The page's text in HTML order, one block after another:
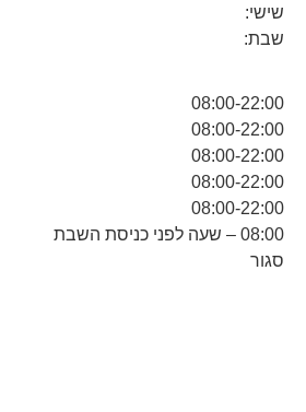
שישי:
שבת:
08:00-22:00
08:00-22:00
08:00-22:00
08:00-22:00
08:00-22:00
08:00 – שעה לפני כניסת השבת
סגור